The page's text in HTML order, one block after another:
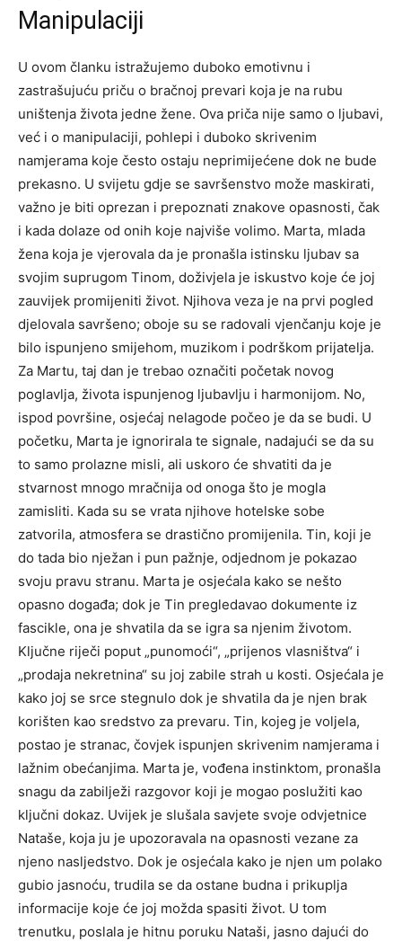
Manipulaciji
U ovom članku istražujemo duboko emotivnu i
zastrašujuću priču o bračnoj prevari koja je na rubu
uništenja života jedne žene. Ova priča nije samo o ljubavi,
već i o manipulaciji, pohlepi i duboko skrivenim
namjerama koje često ostaju neprimijećene dok ne bude
prekasno. U svijetu gdje se savršenstvo može maskirati,
važno je biti oprezan i prepoznati znakove opasnosti, čak
i kada dolaze od onih koje najviše volimo. Marta, mlada
žena koja je vjerovala da je pronašla istinsku ljubav sa
svojim suprugom Tinom, doživjela je iskustvo koje će joj
zauvijek promijeniti život. Njihova veza je na prvi pogled
djelovala savršeno; oboje su se radovali vjenčanju koje je
bilo ispunjeno smijehom, muzikom i podrškom prijatelja.
Za Martu, taj dan je trebao označiti početak novog
poglavlja, života ispunjenog ljubavlju i harmonijom. No,
ispod površine, osjećaj nelagode počeo je da se budi. U
početku, Marta je ignorirala te signale, nadajući se da su
to samo prolazne misli, ali uskoro će shvatiti da je
stvarnost mnogo mračnija od onoga što je mogla
zamisliti. Kada su se vrata njihove hotelske sobe
zatvorila, atmosfera se drastično promijenila. Tin, koji je
do tada bio nježan i pun pažnje, odjednom je pokazao
svoju pravu stranu. Marta je osjećala kako se nešto
opasno događa; dok je Tin pregledavao dokumente iz
fascikle, ona je shvatila da se igra sa njenim životom.
Ključne riječi poput „punomoći“, „prijenos vlasništva“ i
„prodaja nekretnina“ su joj zabile strah u kosti. Osjećala je
kako joj se srce stegnulo dok je shvatila da je njen brak
korišten kao sredstvo za prevaru. Tin, kojeg je voljela,
postao je stranac, čovjek ispunjen skrivenim namjerama i
lažnim obećanjima. Marta je, vođena instinktom, pronašla
snagu da zabilježi razgovor koji je mogao poslužiti kao
ključni dokaz. Uvijek je slušala savjete svoje odvjetnice
Nataše, koja ju je upozoravala na opasnosti vezane za
njeno nasljedstvo. Dok je osjećala kako je njen um polako
gubio jasnoću, trudila se da ostane budna i prikuplja
informacije koje će joj možda spasiti život. U tom
trenutku, poslala je hitnu poruku Nataši, jasno dajući do